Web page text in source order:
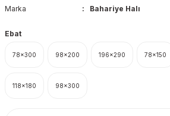
Marka
Bahariye Halı
Ebat
78x300 98x200 196x290 78x150
118x180 98x300